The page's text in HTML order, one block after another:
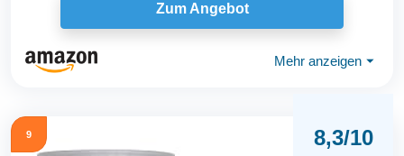
Zum Angebot
Mehr anzeigen ⏷
9 8,3/10